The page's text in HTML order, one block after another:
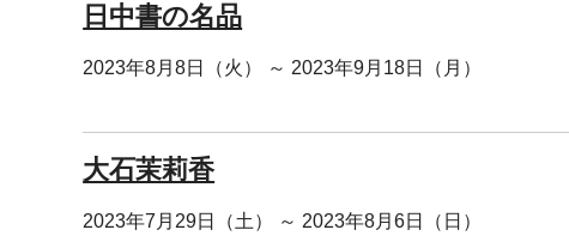
日中書の名品
2023年8月8日（火） ～ 2023年9月18日（月）
大石茉莉香
2023年7月29日（土） ～ 2023年8月6日（日）